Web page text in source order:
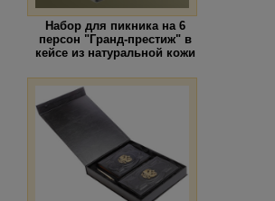
Набор для пикника на 6
персон "Гранд-престиж" в
кейсе из натуральной кожи